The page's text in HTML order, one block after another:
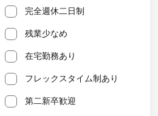
完全週休二日制
残業少なめ
在宅勤務あり
フレックスタイム制あり
第二新卒歓迎